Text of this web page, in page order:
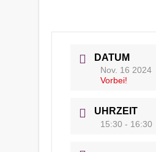
DATUM
Nov. 16 2024
Vorbei!
UHRZEIT
15:30 - 16:30